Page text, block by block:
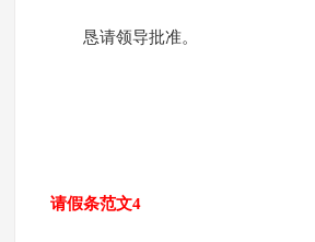
恳请领导批准。
请假条范文4